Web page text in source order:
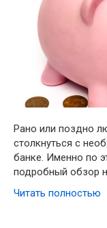
Рано или поздно
столкнуться с
банке. Именно по
подробный обзор
Читать полностью